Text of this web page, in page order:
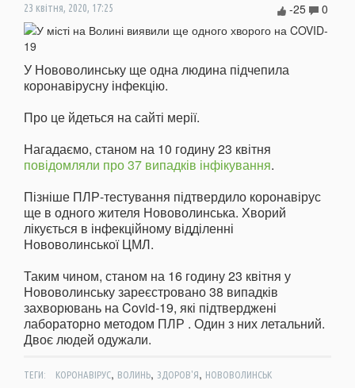
23 квітня, 2020, 17:25 0
-25
У Нововолинську ще одна людина підчепила
коронавірусну інфекцію.
Про це йдеться на сайті мерії.
Нагадаємо, станом на 10 годину 23 квітня
повідомляли про 37 випадків інфікування.
Пізніше ПЛР-тестування підтвердило коронавірус
ще в одного жителя Нововолинська. Хворий
лікується в інфекційному відділенні
Нововолинської ЦМЛ.
Таким чином, станом на 16 годину 23 квітня у
Нововолинську зареєстровано 38 випадків
захворювань на Covid-19, які підтверджені
лабораторно методом ПЛР . Один з них летальний.
Двоє людей одужали.
ТЕГИ: КОРОНАВІРУС, ВОЛИНЬ, ЗДОРОВ'Я, НОВОВОЛИНСЬК